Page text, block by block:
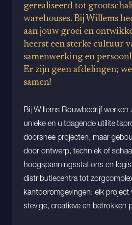
gerealiseerd tot
warehouses. Bij Willems
aan jouw groei en
heerst een sterke cultuur
samenwerking en
Er zijn geen afdelingen;
samen!
Bij Willems Bouwbedrijf werken
unieke en uitdagende
doorsnee projecten, maar
door ontwerp, techniek of
hoogspanningsstations en
distributiecentra tot
kantooromgevingen: elk project
stevige, creatieve en betrokken